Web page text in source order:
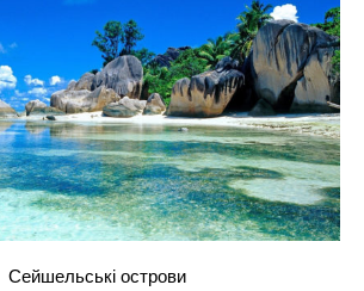
Сейшельські острови